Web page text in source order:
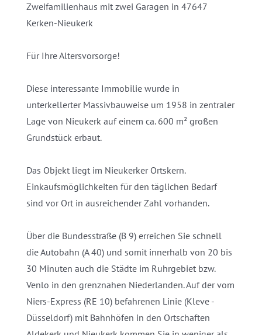
Zweifamilienhaus mit zwei Garagen in 47647
Kerken-Nieukerk
Für Ihre Altersvorsorge!
Diese interessante Immobilie wurde in
unterkellerter Massivbauweise um 1958 in zentraler
Lage von Nieukerk auf einem ca. 600 m² großen
Grundstück erbaut.
Das Objekt liegt im Nieukerker Ortskern.
Einkaufsmöglichkeiten für den täglichen Bedarf
sind vor Ort in ausreichender Zahl vorhanden.
Über die Bundesstraße (B 9) erreichen Sie schnell
die Autobahn (A 40) und somit innerhalb von 20 bis
30 Minuten auch die Städte im Ruhrgebiet bzw.
Venlo in den grenznahen Niederlanden. Auf der vom
Niers-Express (RE 10) befahrenen Linie (Kleve -
Düsseldorf) mit Bahnhöfen in den Ortschaften